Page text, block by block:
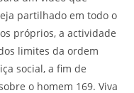
partilhado em todo o
próprios, a actividade
limites da ordem
social, a fim de
o homem 169. Viva